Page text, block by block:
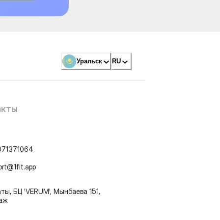
Уральск RU
БЦ 'VERUM', Мынбаева 151,